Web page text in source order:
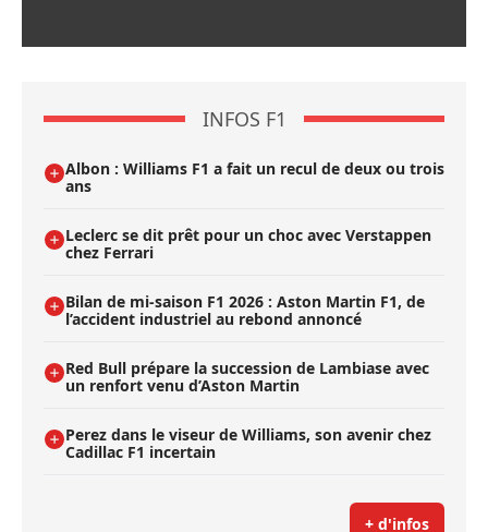
INFOS F1
Albon : Williams F1 a fait un recul de deux ou trois
ans
Leclerc se dit prêt pour un choc avec Verstappen
chez Ferrari
Bilan de mi-saison F1 2026 : Aston Martin F1, de
l’accident industriel au rebond annoncé
Red Bull prépare la succession de Lambiase avec
un renfort venu d’Aston Martin
Perez dans le viseur de Williams, son avenir chez
Cadillac F1 incertain
+ d'infos